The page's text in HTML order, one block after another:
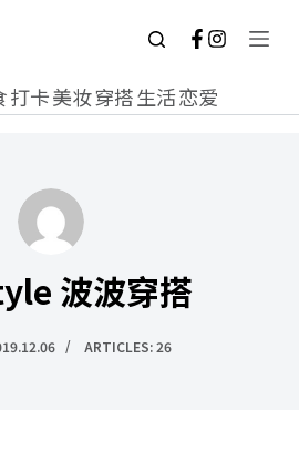
打卡美妆穿搭生活恋爱
波波穿搭
ARTICLES: 26